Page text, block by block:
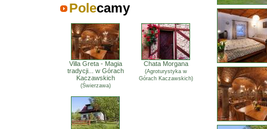
Polecamy
Villa Greta - Magia
tradycji... w Górach
Kaczawskich
(Świerzawa)
Chata Morgana
(Agroturystyka w
Górach Kaczawskich)